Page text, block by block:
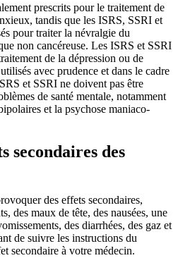
prescrits pour le traitement de
tandis que les ISRS, SSRI et
pour traiter la névralgie du
non cancéreuse. Les ISRS et SSRI
de la dépression ou de
avec prudence et dans le cadre
et SSRI ne doivent pas être
de santé mentale, notamment
et la psychose maniaco-
secondaires des
des effets secondaires,
des maux de tête, des nausées, une
des diarrhées, des gaz et
de suivre les instructions du
secondaire à votre médecin.